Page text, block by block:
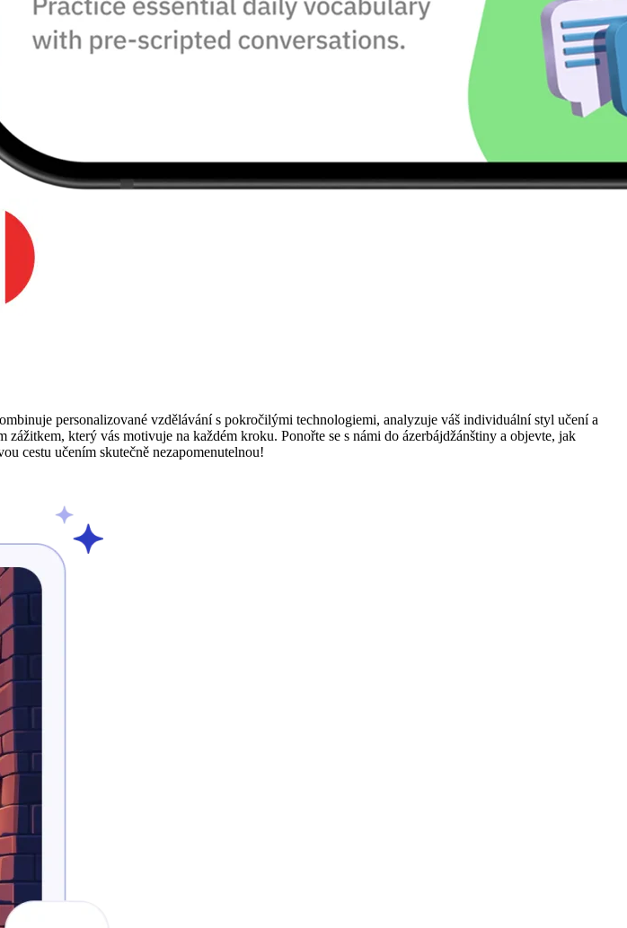
personalizované vzdělávání s pokročilými technologiemi, analyzuje váš individuální styl učení a
který vás motivuje na každém kroku. Ponořte se s námi do ázerbájdžánštiny a objevte, jak
cestu učením skutečně nezapomenutelnou!